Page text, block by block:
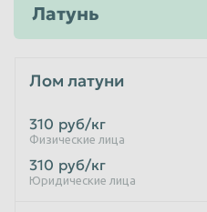
Латунь
Лом латуни
Физические лица
310 руб/кг
Юридические лица
310 руб/кг